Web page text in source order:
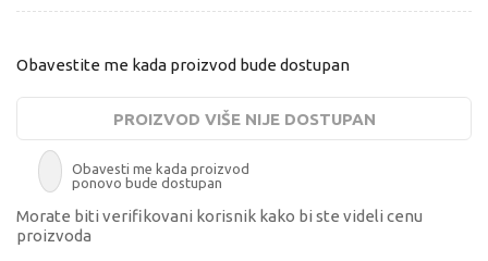
Obavestite me kada proizvod bude dostupan
PROIZVOD VIŠE NIJE DOSTUPAN
Obavesti me kada proizvod
ponovo bude dostupan
Morate biti verifikovani korisnik kako bi ste videli cenu
proizvoda